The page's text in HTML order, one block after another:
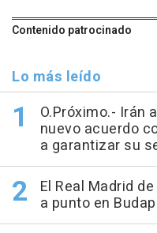
Contenido patrocinado
Lo más leído
O.Próximo.- Irán
nuevo acuerdo
a garantizar su
El Real Madrid
a punto en